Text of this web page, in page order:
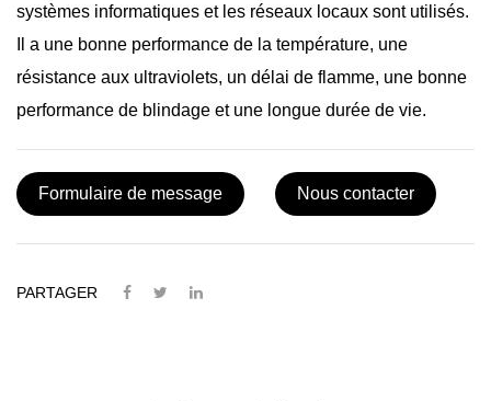
systèmes informatiques et les réseaux locaux sont utilisés.
Il a une bonne performance de la température, une
résistance aux ultraviolets, un délai de flamme, une bonne
performance de blindage et une longue durée de vie.
Formulaire de message Nous contacter
PARTAGER